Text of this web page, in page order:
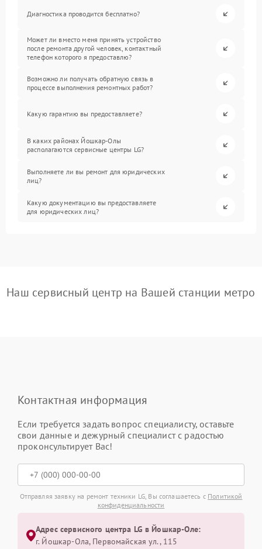
Диагностика проводится бесплатно?
Может ли вместо меня принять устройство
после ремонта другой человек, контактный
телефон которого я предоставлю?
Возможно ли получать обратную связь в
процессе выполнения ремонтных работ?
Какую гарантию вы предоставляете?
В каких районах Йошкар-Олы
располагаются сервисные центры LG?
Выполняете ли вы ремонт для юридических
лиц?
Какую документацию вы предоставляете
для юридических лиц?
Наш сервисный центр на Вашей станции метро
Контактная информация
Если требуется задать вопрос специалисту, оставьте
свои данные и дежурный специалист с радостью
проконсультирует Вас!
Отправляя заявку на ремонт техники LG, Вы соглашаетесь с Политикой
конфиденциальности
Адрес сервисного центра LG в Йошкар-Оле:
г. Йошкар-Ола, Первомайская ул., 115